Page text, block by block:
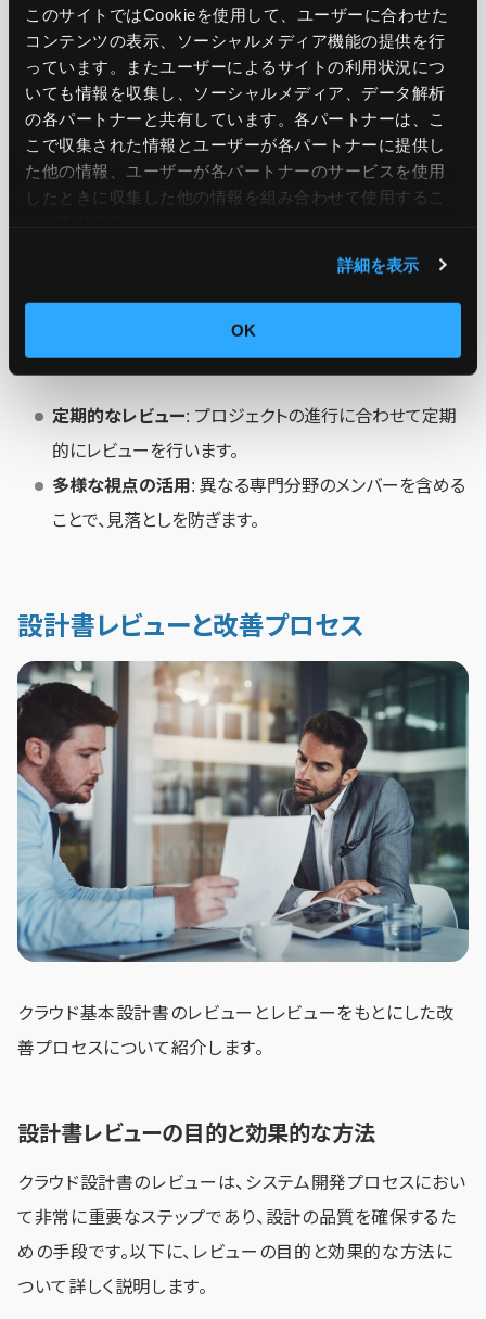
このサイトではCookieを使用して、ユーザーに合わせた
コンテンツの表示、ソーシャルメディア機能の提供を行
っています。またユーザーによるサイトの利用状況につ
いても情報を収集し、ソーシャルメディア、データ解析
の各パートナーと共有しています。各パートナーは、こ
こで収集された情報とユーザーが各パートナーに提供し
た他の情報、ユーザーが各パートナーのサービスを使用
したときに収集した他の情報を組み合わせて使用​​するこ
詳細を表示
OK
レビュー基準の設定
: 何をチェックするかの基準を明確
にします。
参加者の選定: 関係者を適切に選び、多様な視点からの
フィードバックを得ます。
フィードバックの記録: 指摘事項を記録し、次回の改善に
活かします。
設計書レビューの主な目的は、設計の妥当性や網羅性を確
認し、欠陥を早期に発見することです。効果的な方法として
定期的なレビュー: プロジェクトの進行に合わせて定期
的にレビューを行います。
多様な視点の活用 : 異なる専門分野のメンバーを含める
ことで、見落としを防ぎます。
設計書レビューと改善プロセス
クラウド基本設計書のレビューとレビューをもとにした改
善プロセスについて紹介します。
設計書レビューの目的と効果的な方法
クラウド設計書のレビューは、システム開発プロセスにおい
て非常に重要なステップであり、設計の品質を確保するた
めの手段です。以下に、レビューの目的と効果的な方法に
ついて詳しく説明します。